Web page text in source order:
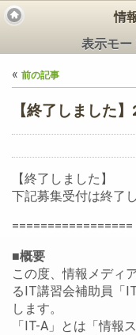
ス
情
表示モー
« 前の記事
【終了しました
【終了しました】
下記募集受付は終了
=================
■概要
この度、情報メディ
るIT講習会補助員「
します。
「IT-A」とは「情報